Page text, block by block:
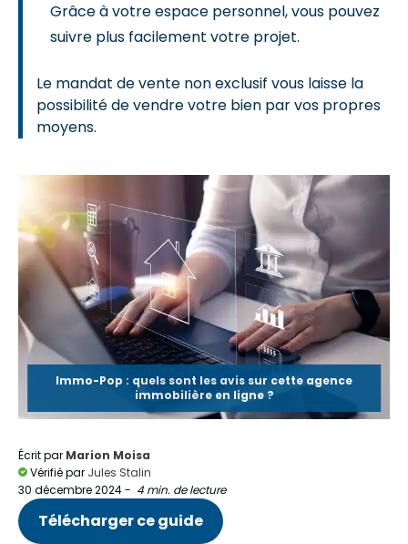
Grâce à votre espace personnel, vous pouvez
suivre plus facilement votre projet.
Le mandat de vente non exclusif vous laisse la
possibilité de vendre votre bien par vos propres
moyens.
Immo-Pop : quels sont les avis sur cette agence
immobilière en ligne ?
Écrit par Marion Moisa
Vérifié par Jules Stalin
30 décembre 2024- 4 min. de lecture
Télécharger ce guide